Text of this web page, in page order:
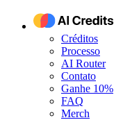
Créditos
Processo
AI Router
Contato
Ganhe 10%
FAQ
Merch